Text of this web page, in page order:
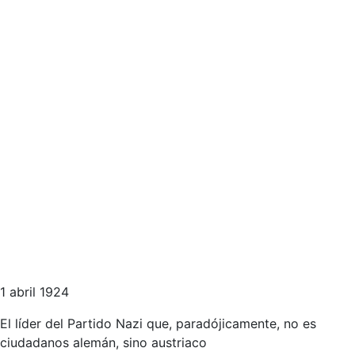
1 abril 1924
El líder del Partido Nazi que, paradójicamente, no es
ciudadanos alemán, sino austriaco